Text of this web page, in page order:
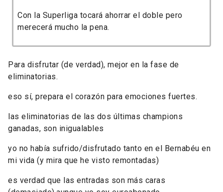
Con la Superliga tocará ahorrar el doble pero
merecerá mucho la pena.
Para disfrutar (de verdad), mejor en la fase de
eliminatorias.
eso sí, prepara el corazón para emociones fuertes.
las eliminatorias de las dos últimas champions
ganadas, son inigualables
yo no había sufrido/disfrutado tanto en el Bernabéu en
mi vida (y mira que he visto remontadas)
es verdad que las entradas son más caras